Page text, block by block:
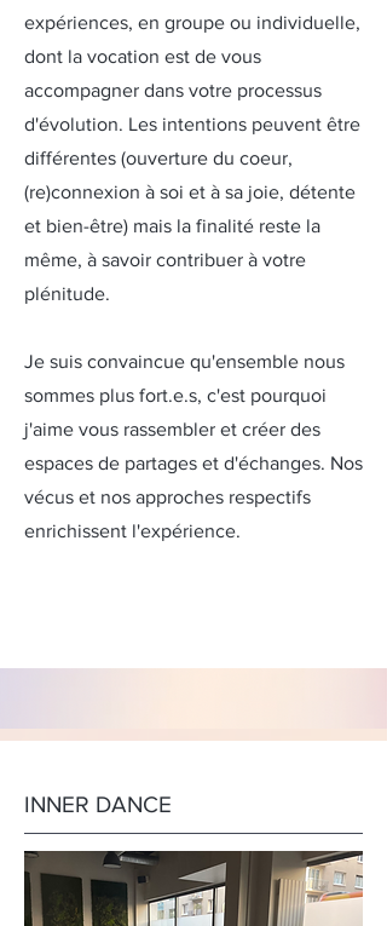
expériences, en groupe ou individuelle,
dont la vocation est de vous
accompagner dans votre processus
d'évolution. Les intentions peuvent être
différentes (ouverture du coeur,
(re)connexion à soi et à sa joie, détente
et bien-être) mais la finalité reste la
même, à savoir contribuer à votre
plénitude.
Je suis convaincue qu'ensemble nous
sommes plus fort.e.s, c'est pourquoi
j'aime vous rassembler et créer des
espaces de partages et d'échanges. Nos
vécus et nos approches respectifs
enrichissent l'expérience.
INNER DANCE